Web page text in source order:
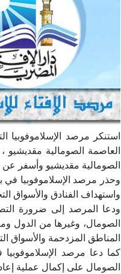
استنكر مرصد الإسلاموفوبيا
العاصمة الصومالية
الصومالية مقديشيو وأسفر عن مقتل 5 أشخاص وإصابة 15 آخرين
وحذر مرصد الإسلاموفوبيا في
واستهداف الفنادق والأسواق
ودعا المرصد إلى ضرورة
الصومال، وغيرها من الدول
المناطق المزدحمة والأسواق
كما دعا مرصد
الصومال على إكمال عملية